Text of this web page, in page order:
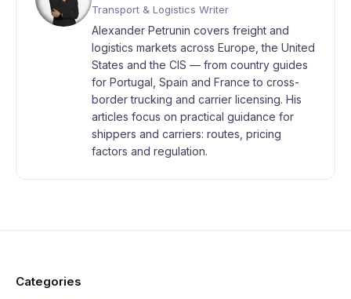
Transport & Logistics Writer
Alexander Petrunin covers freight and
logistics markets across Europe, the United
States and the CIS — from country guides
for Portugal, Spain and France to cross-
border trucking and carrier licensing. His
articles focus on practical guidance for
shippers and carriers: routes, pricing
factors and regulation.
Categories